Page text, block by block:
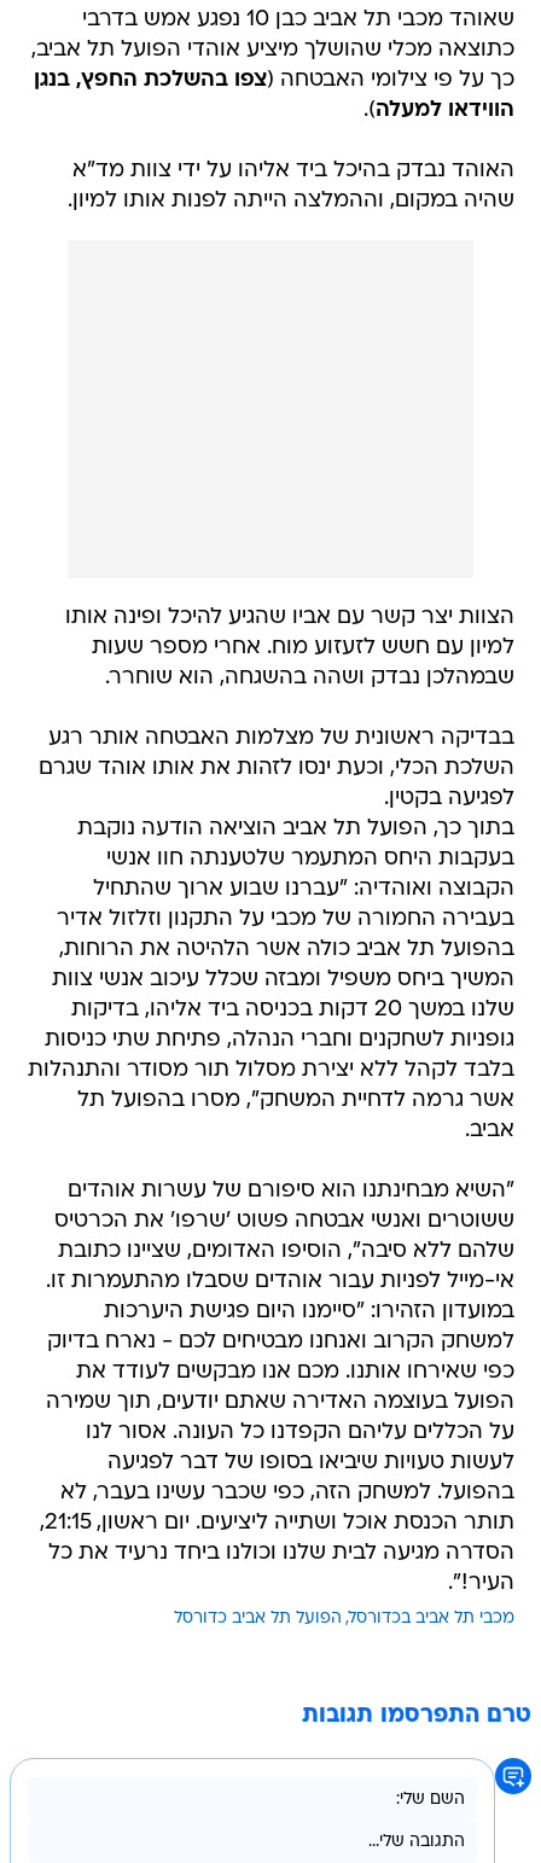
שאוהד מכבי תל אביב כבן 10 נפגע אמש בדרבי
כתוצאה מכלי שהושלך מיציע אוהדי הפועל תל אביב,
כך על פי צילומי האבטחה (צפו בהשלכת החפץ, בנגן
הווידאו למעלה).
האוהד נבדק בהיכל ביד אליהו על ידי צוות מד"א
שהיה במקום, וההמלצה הייתה לפנות אותו למיון.
הצוות יצר קשר עם אביו שהגיע להיכל ופינה אותו
למיון עם חשש לזעזוע מוח. אחרי מספר שעות
שבמהלכן נבדק ושהה בהשגחה, הוא שוחרר.
בבדיקה ראשונית של מצלמות האבטחה אותר רגע
השלכת הכלי, וכעת ינסו לזהות את אותו אוהד שגרם
לפגיעה בקטין.
בתוך כך, הפועל תל אביב הוציאה הודעה נוקבת
בעקבות היחס המתעמר שלטענתה חוו אנשי
הקבוצה ואוהדיה: "עברנו שבוע ארוך שהתחיל
בעבירה החמורה של מכבי על התקנון וזלזול אדיר
בהפועל תל אביב כולה אשר הלהיטה את הרוחות,
המשיך ביחס משפיל ומבזה שכלל עיכוב אנשי צוות
שלנו במשך 20 דקות בכניסה ביד אליהו, בדיקות
גופניות לשחקנים וחברי הנהלה, פתיחת שתי כניסות
בלבד לקהל ללא יצירת מסלול תור מסודר והתנהלות
אשר גרמה לדחיית המשחק", מסרו בהפועל תל
אביב.
"השיא מבחינתנו הוא סיפורם של עשרות אוהדים
ששוטרים ואנשי אבטחה פשוט 'שרפו' את הכרטיס
שלהם ללא סיבה", הוסיפו האדומים, שציינו כתובת
אי-מייל לפניות עבור אוהדים שסבלו מהתעמרות זו.
במועדון הזהירו: "סיימנו היום פגישת היערכות
למשחק הקרוב ואנחנו מבטיחים לכם - נארח בדיוק
כפי שאירחו אותנו. מכם אנו מבקשים לעודד את
הפועל בעוצמה האדירה שאתם יודעים, תוך שמירה
על הכללים עליהם הקפדנו כל העונה. אסור לנו
לעשות טעויות שיביאו בסופו של דבר לפגיעה
בהפועל. למשחק הזה, כפי שכבר עשינו בעבר, לא
תותר הכנסת אוכל ושתייה ליציעים. יום ראשון, 21:15,
הסדרה מגיעה לבית שלנו וכולנו ביחד נרעיד את כל
העיר!".
מכבי תל אביב בכדורסל הפועל תל אביב כדורסל
טרם התפרסמו תגובות